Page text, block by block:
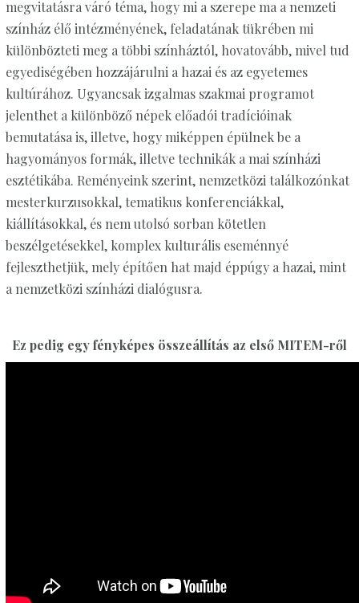
megvitatásra váró téma, hogy mi a szerepe ma a nemzeti
színház élő intézményének, feladatának tükrében mi
különbözteti meg a többi színháztól, hovatovább, mivel tud
egyediségében hozzájárulni a hazai és az egyetemes
kultúrához. Ugyancsak izgalmas szakmai programot
jelenthet a különböző népek előadói tradícióinak
bemutatása is, illetve, hogy miképpen épülnek be a
hagyományos formák, illetve technikák a mai színházi
esztétikába. Reményeink szerint, nemzetközi találkozónkat
mesterkurzusokkal, tematikus konferenciákkal,
kiállításokkal, és nem utolsó sorban kötetlen
beszélgetésekkel, komplex kulturális eseménnyé
fejleszthetjük, mely építően hat majd éppúgy a hazai, mint
a nemzetközi színházi dialógusra.
Ez pedig egy fényképes összeállítás az első MITEM-ről